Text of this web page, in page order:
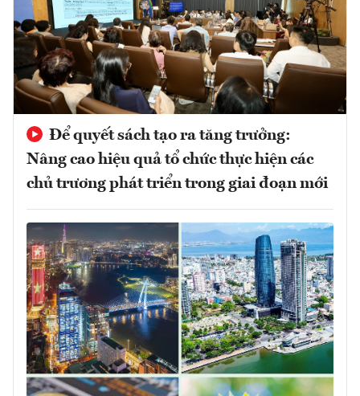
Để quyết sách tạo ra tăng trưởng:
Nâng cao hiệu quả tổ chức thực hiện các
chủ trương phát triển trong giai đoạn mới